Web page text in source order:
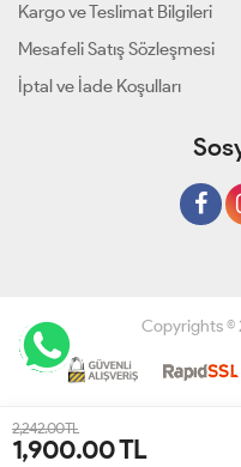
2,242.00 TL
1,900.00TL
Kargo ve Teslimat Bilgileri
Mesafeli Satış Sözleşmesi
İptal ve İade Koşulları
Copyrights ©
Geliştir -
Anasayfa Üye Girişi